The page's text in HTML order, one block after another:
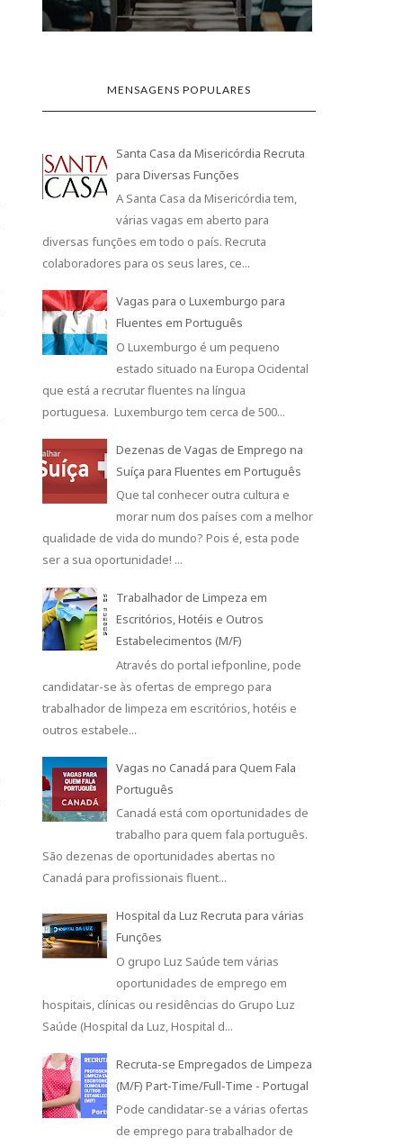
MENSAGENS POPULARES
Santa Casa da Misericórdia Recruta
para Diversas Funções
A Santa Casa da Misericórdia tem,
várias vagas em aberto para
diversas funções em todo o país. Recruta
colaboradores para os seus lares, ce...
Vagas para o Luxemburgo para
Fluentes em Português
O Luxemburgo é um pequeno
estado situado na Europa Ocidental
que está a recrutar fluentes na língua
portuguesa. Luxemburgo tem cerca de 500...
Dezenas de Vagas de Emprego na
Suíça para Fluentes em Português
Que tal conhecer outra cultura e
morar num dos países com a melhor
qualidade de vida do mundo? Pois é, esta pode
ser a sua oportunidade! ...
Trabalhador de Limpeza em
Escritórios, Hotéis e Outros
Estabelecimentos (M/F)
Através do portal iefponline, pode
candidatar-se às ofertas de emprego para
trabalhador de limpeza em escritórios, hotéis e
outros estabele...
Vagas no Canadá para Quem Fala
Português
Canadá está com oportunidades de
trabalho para quem fala português.
São dezenas de oportunidades abertas no
Canadá para profissionais fluent...
Hospital da Luz Recruta para várias
Funções
O grupo Luz Saúde tem várias
oportunidades de emprego em
hospitais, clínicas ou residências do Grupo Luz
Saúde (Hospital da Luz, Hospital d...
Recruta-se Empregados de Limpeza
(M/F) Part-Time/Full-Time - Portugal
Pode candidatar-se a várias ofertas
de emprego para trabalhador de